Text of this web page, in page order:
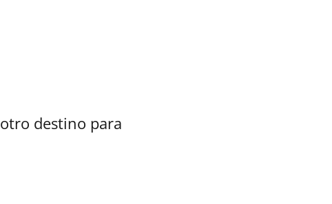
destino para